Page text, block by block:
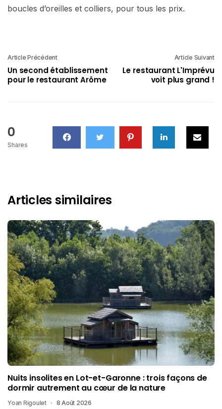
boucles d’oreilles et colliers, pour tous les prix.
Article Précédent
Un second établissement
pour le restaurant Arôme
Article Suivant
Le restaurant L'Imprévu
voit plus grand !
0
Shares
Articles similaires
Nuits insolites en Lot-et-Garonne : trois façons de
dormir autrement au cœur de la nature
Yoan Rigoulet 8 Août 2026